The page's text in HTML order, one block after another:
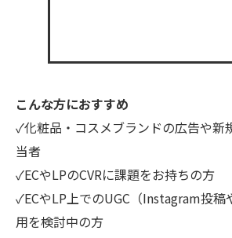
こんな方におすすめ
✓化粧品・コスメブランドの広告や新
当者
✓ECやLPのCVRに課題をお持ちの方
✓ECやLP上でのUGC（Instagram投稿
用を検討中の方